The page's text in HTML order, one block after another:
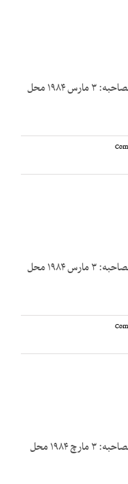
روایت‌کننده: آقای دکتر امیر پیشداد تاریخ مصاحبه: ۳ مارس ۱۹۸۴ محل
روایت‌کننده: آقای دکتر امیر پیشداد تاریخ مصاحبه: ۳ مارس ۱۹۸۴ محل
روایت‌کننده: آقای دکتر امیر پیشداد تاریخ مصاحبه: ۳ مارچ ۱۹۸۴ محل